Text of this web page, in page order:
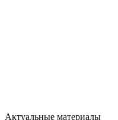
Актуальные материалы